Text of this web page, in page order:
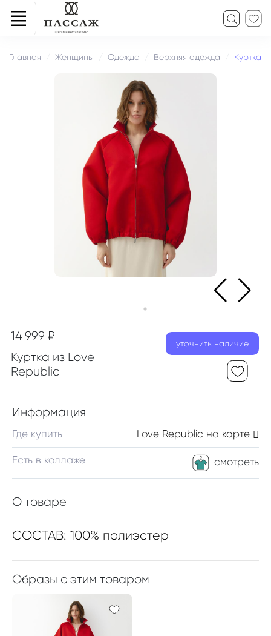
Главная Женщины Одежда Верхняя одежда Куртка
14 999 ₽
Куртка из Love
Republic
уточнить наличие
Информация
Love Republic на карте
Где купить
смотреть
Есть в коллаже
О товаре
СОСТАВ: 100% полиэстер
Образы с этим товаром